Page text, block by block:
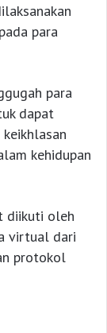
para
para
dapat
kehidupan
diikuti oleh
virtual dari
protokol